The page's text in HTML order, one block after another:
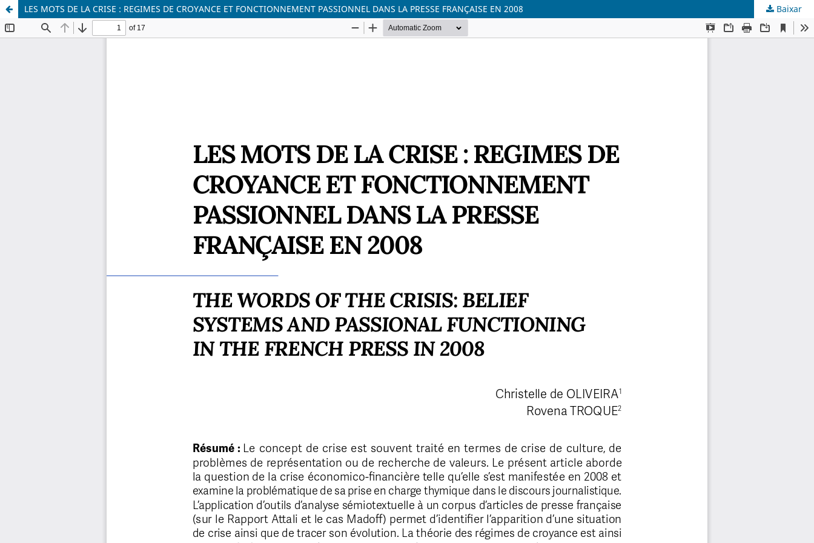
LES MOTS DE LA CRISE : REGIMES DE CROYANCE ET FONCTIONNEMENT PASSIONNEL DANS LA PRESSE FRANÇAISE EN 2008 Baixar